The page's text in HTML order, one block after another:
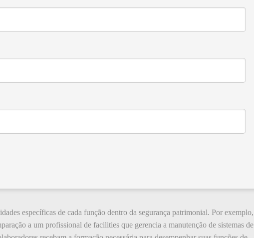
específicas de cada função dentro da segurança patrimonial. Por exemplo,
a um profissional de facilities que gerencia a manutenção de sistemas de